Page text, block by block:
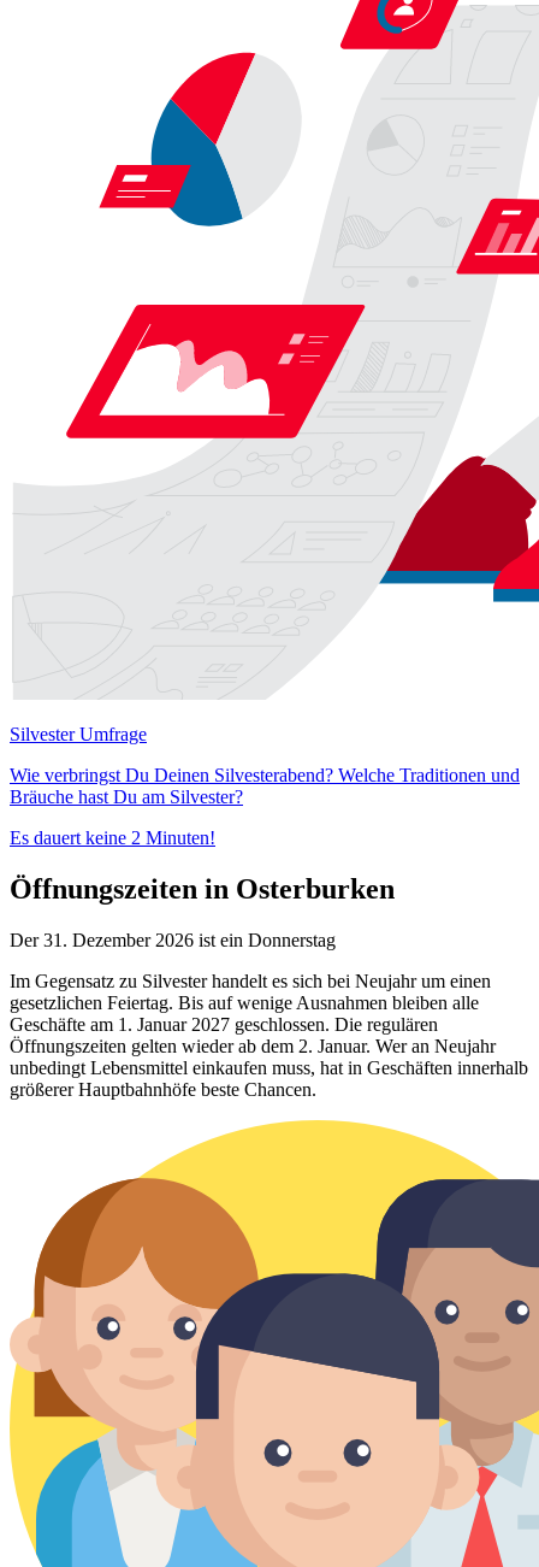
Silvester Umfrage
Wie verbringst Du Deinen Silvesterabend? Welche Traditionen und
Bräuche hast Du am Silvester?
Es dauert keine 2 Minuten!
Öffnungszeiten in Osterburken
Der 31. Dezember 2026 ist ein Donnerstag
Im Gegensatz zu Silvester handelt es sich bei Neujahr um einen
gesetzlichen Feiertag. Bis auf wenige Ausnahmen bleiben alle
Geschäfte am 1. Januar 2027 geschlossen. Die regulären
Öffnungszeiten gelten wieder ab dem 2. Januar. Wer an Neujahr
unbedingt Lebensmittel einkaufen muss, hat in Geschäften innerhalb
größerer Hauptbahnhöfe beste Chancen.